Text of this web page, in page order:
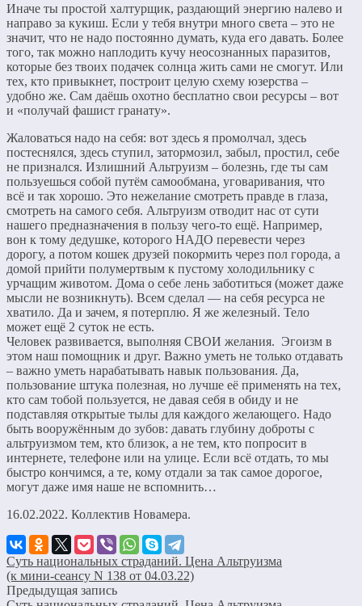
Иначе ты простой халтурщик, раздающий энергию налево и
направо за кукиш. Если у тебя внутри много света – это не
значит, что не надо постоянно думать, куда его давать. Более
того, так можно наплодить кучу неосознанных паразитов,
которые без твоих подачек солнца жить сами не смогут. Или
тех, кто привыкнет, построит целую схему юзерства –
удобно же. Сам даёшь охотно бесплатно свои ресурсы – вот
и «получай фашист гранату».
Жаловаться надо на себя: вот здесь я промолчал, здесь
постеснялся, здесь ступил, затормозил, забыл, простил, себе
не признался. Излишний Альтруизм – болезнь, где ты сам
пользуешься собой путём самообмана, уговаривания, что
всё и так хорошо. Это нежелание смотреть правде в глаза,
смотреть на самого себя. Альтруизм отводит нас от сути
нашего предназначения в пользу чего-то ещё. Например,
вон к тому дедушке, которого НАДО перевести через
дорогу, а потом кошек друзей покормить через пол города, а
домой прийти полумертвым к пустому холодильнику с
урчащим животом. Дома о себе лень заботиться (может даже
мысли не возникнуть). Всем сделал — на себя ресурса не
хватило. Да и зачем, я потерплю. Я же железный. Тело
может ещё 2 суток не есть.
Человек развивается, выполняя СВОИ желания. Эгоизм в
этом наш помощник и друг. Важно уметь не только отдавать
– важно уметь нарабатывать навык пользования. Да,
пользование штука полезная, но лучше её применять на тех,
кто сам тобой пользуется, не давая себя в обиду и не
подставляя открытые тылы для каждого желающего. Надо
быть вооружённым до зубов: давать глубину доброты с
альтруизмом тем, кто близок, а не тем, кто попросит в
интернете, телефоне или на улице. Если всё отдать, то мы
быстро кончимся, а те, кому отдали за так самое дорогое,
могут даже имя наше не вспомнить…
16.02.2022. Коллектив Новамера.
Суть национальных страданий. Цена Альтруизма
(к мини-сеансу N 138 от 04.03.22)
Предыдущая запись